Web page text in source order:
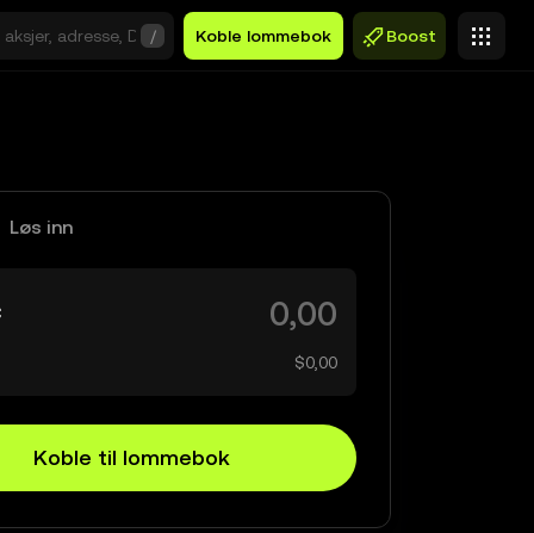
/ Koble lommebok Boost
Løs inn
$0,00
Koble til lommebok